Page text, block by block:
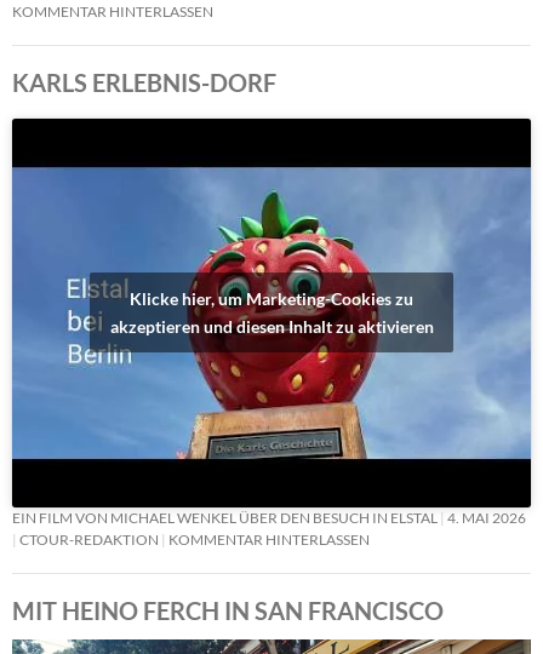
KOMMENTAR HINTERLASSEN
KARLS ERLEBNIS-DORF
Klicke hier, um Marketing-Cookies zu
akzeptieren und diesen Inhalt zu aktivieren
EIN FILM VON MICHAEL WENKEL ÜBER DEN BESUCH IN ELSTAL
4. MAI 2026
CTOUR-REDAKTION
KOMMENTAR HINTERLASSEN
MIT HEINO FERCH IN SAN FRANCISCO